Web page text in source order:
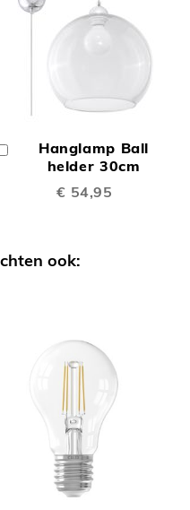
Hanglamp Ball
helder 30cm
€ 54,95
Winkelwagen
ook: